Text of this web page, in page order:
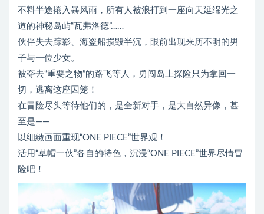
不料半途捲入暴风雨，所有人被浪打到一座向天延绵光之
道的神秘岛屿“瓦弗洛德”……
伙伴失去踪影、海盗船损毁半沉，眼前出现来历不明的男
子与一位少女。
被夺去“重要之物”的路飞等人，勇闯岛上探险只为拿回一
切，逃离这座囚笼！
在冒险尽头等待他们的，是全新对手，是大自然异像，甚
至是——
以细緻画面重现“ONE PIECE”世界观！
活用“草帽一伙”各自的特色，沉浸“ONE PIECE”世界尽情冒
险吧！